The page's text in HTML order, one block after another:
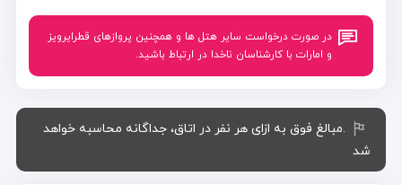
در صورت درخواست سایر هتل ها و همچنین پروازهای قطرایرویز
و امارات با کارشناسان ناخدا در ارتباط باشید.
.مبالغ فوق به ازای هر نفر در اتاق، جداگانه محاسبه خواهد
شد